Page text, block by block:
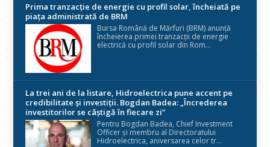
Prima tranzacție de energie cu profil solar, încheiată pe
piața administrată de BRM
Bursa Română de Mărfuri (BRM) anunță
încheierea primei tranzacții de energie
electrică cu profil solar din Rom...
La trei ani de la listare, Hidroelectrica pune accent pe
credibilitate și investiții. Bogdan Badea: „Încrederea
investitorilor se câștigă în fiecare zi”
Pentru Bogdan Badea, Chief Investment
Officer și membru al Directoratului
Hidroelectrica, aniversarea celor tr...